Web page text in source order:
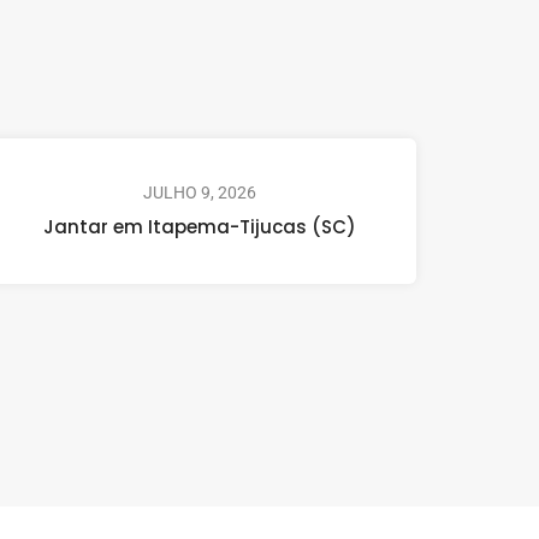
JULHO 9, 2026
Jantar em Itapema-Tijucas (SC)